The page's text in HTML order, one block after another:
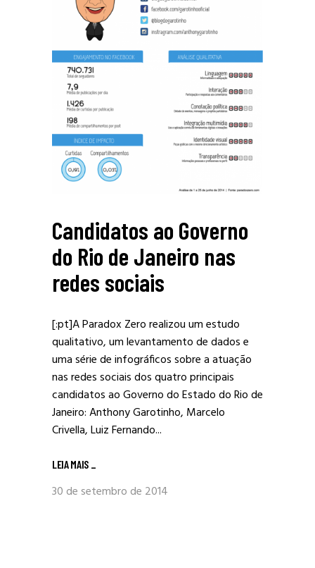
Candidatos ao Governo
do Rio de Janeiro nas
redes sociais
[:pt]A Paradox Zero realizou um estudo
qualitativo, um levantamento de dados e
uma série de infográficos sobre a atuação
nas redes sociais dos quatro principais
candidatos ao Governo do Estado do Rio de
Janeiro: Anthony Garotinho, Marcelo
Crivella, Luiz Fernando...
LEIA MAIS _
30 de setembro de 2014